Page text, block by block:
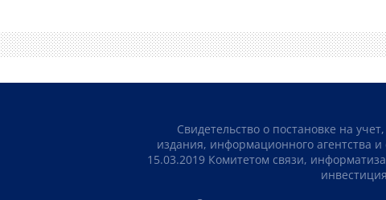
Свидетельство о постановке на
издания, информационного агентства
15.03.2019 Комитетом связи,